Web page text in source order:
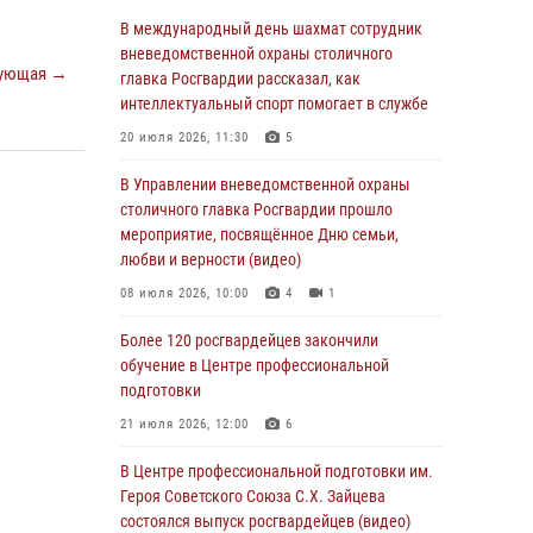
→
Столичные росгвардейцы задержали
мужчину, устроившего дебош в букмекерской
конторе (Видео)
05 августа 2026, 12:39
Московские росгвардейцы обеспечили
безопасность проведения футбольного матча
Кубка России (Видео)
05 августа 2026, 12:35 1
ознакомилась с передовыми методами
работы Росгвардии в Москве (видео)
04 августа 2026, 18:16
чемпионат по самбо и боевому самбо.
(видео)
04 августа 2026, 14:00 7 1
В международный день шахмат сотрудник
вневедомственной охраны столичного
главка Росгвардии рассказал, как
интеллектуальный спорт помогает в службе
20 июля 2026, 11:30 5
В Управлении вневедомственной охраны
столичного главка Росгвардии прошло
мероприятие, посвящённое Дню семьи,
любви и верности (видео)
08 июля 2026, 10:00 4 1
Более 120 росгвардейцев закончили
обучение в Центре профессиональной
подготовки
21 июля 2026, 12:00 6
В Центре профессиональной подготовки им.
Героя Советского Союза С.Х. Зайцева
состоялся выпуск росгвардейцев (видео)